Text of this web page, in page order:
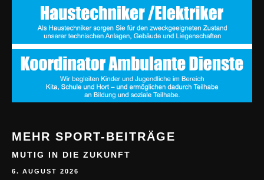
MEHR SPORT-BEITRÄGE
MUTIG IN DIE ZUKUNFT
6. AUGUST 2026